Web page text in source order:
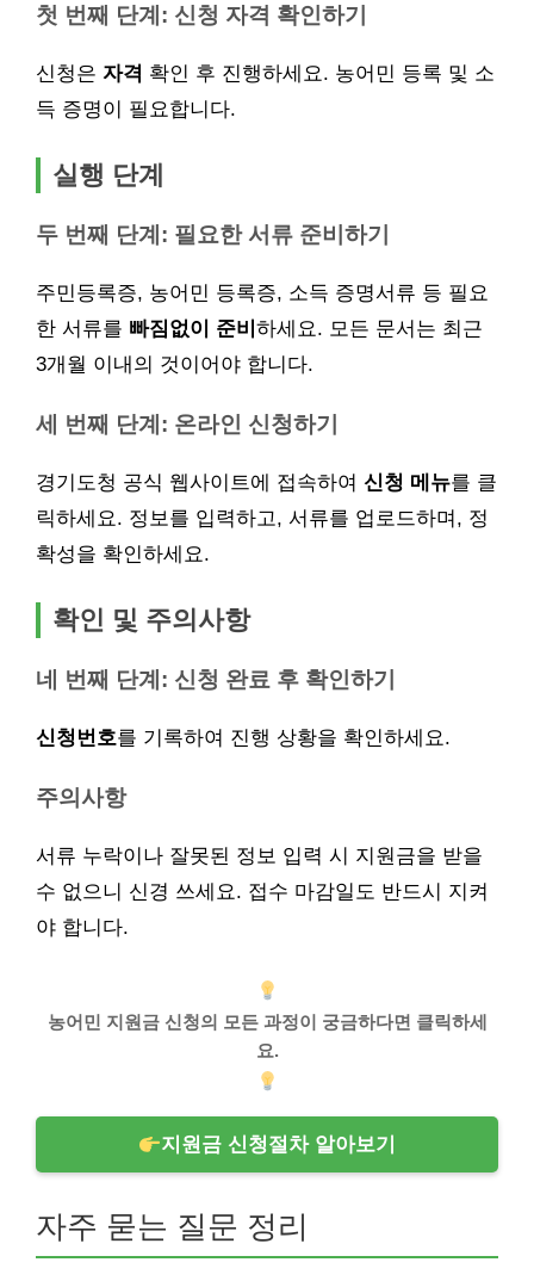
첫 번째 단계: 신청 자격 확인하기
신청은 자격 확인 후 진행하세요. 농어민 등록 및 소
득 증명이 필요합니다.
실행 단계
두 번째 단계: 필요한 서류 준비하기
주민등록증, 농어민 등록증, 소득 증명서류 등 필요
한 서류를 빠짐없이 준비 하세요. 모든 문서는 최근
3개월 이내의 것이어야 합니다.
세 번째 단계: 온라인 신청하기
경기도청 공식 웹사이트에 접속하여 신청 메뉴를 클
릭하세요. 정보를 입력하고, 서류를 업로드하며, 정
확성을 확인하세요.
확인 및 주의사항
네 번째 단계: 신청 완료 후 확인하기
신청번호를 기록하여 진행 상황을 확인하세요.
주의사항
서류 누락이나 잘못된 정보 입력 시 지원금을 받을
수 없으니 신경 쓰세요. 접수 마감일도 반드시 지켜
야 합니다.
농어민 지원금 신청의 모든 과정이 궁금하다면 클릭하세
요.
지원금 신청절차 알아보기
자주 묻는 질문 정리